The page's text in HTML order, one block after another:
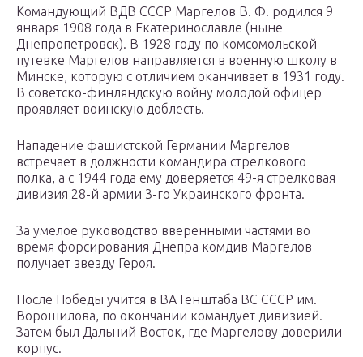
Командующий ВДВ СССР Маргелов В. Ф. родился 9
января 1908 года в Екатеринославле (ныне
Днепропетровск). В 1928 году по комсомольской
путевке Маргелов направляется в военную школу в
Минске, которую с отличием оканчивает в 1931 году.
В советско-финляндскую войну молодой офицер
проявляет воинскую доблесть.
Нападение фашистской Германии Маргелов
встречает в должности командира стрелкового
полка, а с 1944 года ему доверяется 49-я стрелковая
дивизия 28-й армии 3-го Украинского фронта.
За умелое руководство вверенными частями во
время форсирования Днепра комдив Маргелов
получает звезду Героя.
После Победы учится в ВА Генштаба ВС СССР им.
Ворошилова, по окончании командует дивизией.
Затем был Дальний Восток, где Маргелову доверили
корпус.